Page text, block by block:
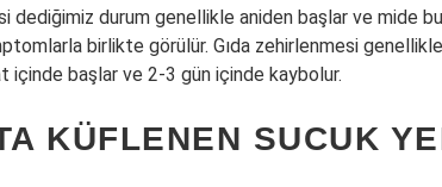
dediğimiz durum genellikle aniden başlar ve mide
birlikte görülür. Gıda zehirlenmesi
içinde başlar ve 2-3 gün içinde kaybolur.
KÜFLENEN SUCUK